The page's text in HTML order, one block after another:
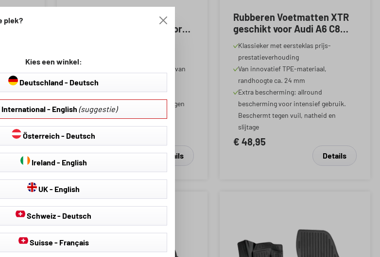
TPE-
voetmatten geschikt voor
VW ID.5/Audi Q4 E-Tron
Sportback 2021-Vandaag,
Skoda Elroq/Cupra
Tavascan 2024-Vandaag
Gesatineerde oppervlakstructuur van
rubberachtig echt TPE en een
randhoogte van ca. 15 mm
Basisbescherming: beschermt tegen
ernstige vervuiling en natheid
€ 50,96
Details
Rubberen Voetmatten XTR
geschikt voor Audi A6 C8
Avant (4A5) 05/2018 -
Vandaag, A6 Allroad C8
(4AH) 11/2018 - 2025
Klassieker met eersteklas prijs-
prestatieverhouding
Van innovatief TPE-materiaal,
randhoogte ca. 24 mm
Extra bescherming: allround
bescherming voor intensief gebruik.
Beschermt tegen vuil, natheid en
slijtage
€ 48,95
Details
plek?
Kies een winkel:
Deutschland - Deutsch
International - English (suggestie)
Österreich - Deutsch
Ireland - English
UK - English
Schweiz - Deutsch
Suisse - Français